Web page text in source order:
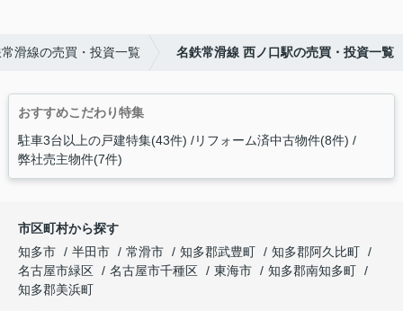
滑線の売買・投資一覧 名鉄常滑線 西ノ口駅の売買・投資一覧
おすすめこだわり特集
駐車3台以上の戸建特集(43件) リフォーム済中古物件(8件)
弊社売主物件(7件)
市区町村から探す
知多市
半田市 常滑市 知多郡武豊町
知多郡阿久比町
名古屋市緑区
名古屋市千種区 東海市
知多郡南知多町
知多郡美浜町